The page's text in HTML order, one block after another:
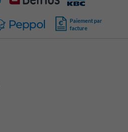
Paiement par
facture